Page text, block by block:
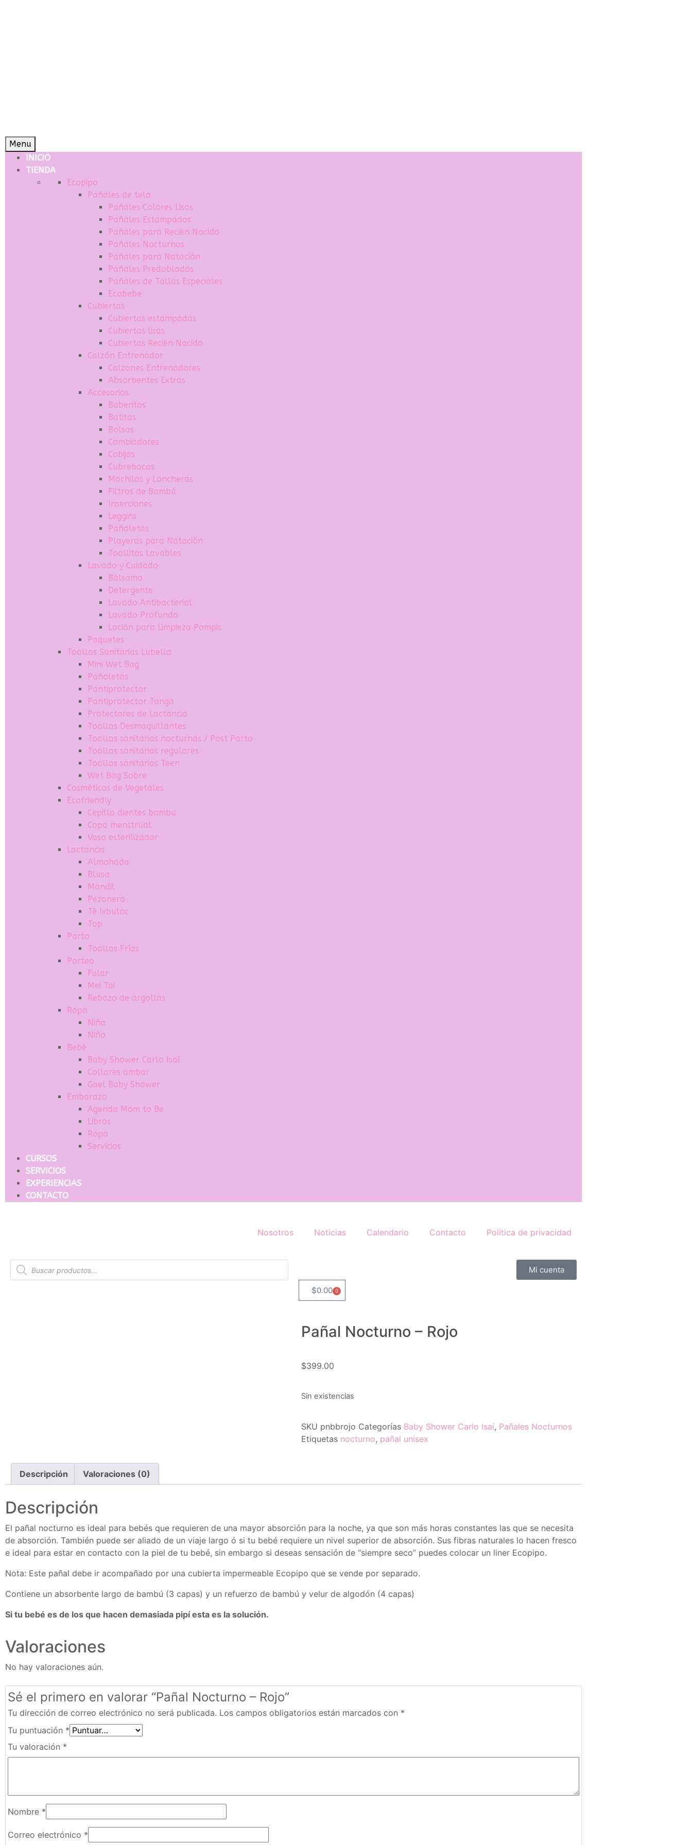
Menu
INICIO
TIENDA
Ecopipo
Pañales de tela
Pañales Colores Lisos
Pañales Estampados
Pañales para Recién Nacido
Pañales Nocturnos
Pañales para Natación
Pañales Predoblados
Pañales de Tallas Especiales
Ecobebe
Cubiertas
Cubiertas estampadas
Cubiertas lisas
Cubiertas Recién Nacido
Calzón Entrenador
Calzones Entrenadores
Absorbentes Extras
Accesorios
Baberitos
Batitas
Bolsas
Cambiadores
Cobijas
Cubrebocas
Mochilas y Loncheras
Filtros de Bambú
Inserciones
Leggins
Pañoletas
Playeras para Natación
Toallitas Lavables
Lavado y Cuidado
Bálsamo
Detergente
Lavado Antibacterial
Lavado Profundo
Loción para Limpieza Pompis
Paquetes
Toallas Sanitarias Lubella
Mini Wet Bag
Pañoletas
Pantiprotector
Pantiprotector Tanga
Protectores de Lactancia
Toallas Desmaquillantes
Toallas sanitarias nocturnas / Post Parto
Toallas sanitarias regulares
Toallas sanitarias Teen
Wet Bag Sobre
Cosméticos de Vegetales
Ecofriendly
Cepillo dientes bambu
Copa menstrual
Vaso esterilizador
Lactancia
Almohada
Blusa
Mandil
Pezonera
Té Ixbulac
Top
Parto
Toallas Frías
Porteo
Fular
Mei Tai
Rebozo de argollas
Ropa
Niña
Niño
Bebé
Baby Shower Carlo Isaí
Collares ambar
Gael Baby Shower
Embarazo
Agenda Mom to Be
Libros
Ropa
Servicios
CURSOS
SERVICIOS
EXPERIENCIAS
CONTACTO
Nosotros Noticias Calendario Contacto Política de privacidad
Mi cuenta
$0.00 0
Pañal Nocturno – Rojo
$399.00
Sin existencias
SKU pnbbrojo Categorías Baby Shower Carlo Isaí, Pañales Nocturnos
Etiquetas nocturno, pañal unisex
Descripción Valoraciones (0)
Descripción
El pañal nocturno es ideal para bebés que requieren de una mayor absorción para la noche, ya que son más horas constantes las que se necesita
de absorción. También puede ser aliado de un viaje largo ó si tu bebé requiere un nivel superior de absorción. Sus fibras naturales lo hacen fresco
e ideal para estar en contacto con la piel de tu bebé, sin embargo si deseas sensación de “siempre seco” puedes colocar un liner Ecopipo.
Nota: Este pañal debe ir acompañado por una cubierta impermeable Ecopipo que se vende por separado.
Contiene un absorbente largo de bambú (3 capas) y un refuerzo de bambú y velur de algodón (4 capas)
Si tu bebé es de los que hacen demasiada pipí esta es la solución.
Valoraciones
No hay valoraciones aún.
Sé el primero en valorar “Pañal Nocturno – Rojo”
Tu dirección de correo electrónico no será publicada. Los campos obligatorios están marcados con *
Tu puntuación *
Tu valoración *
Nombre *
Correo electrónico *